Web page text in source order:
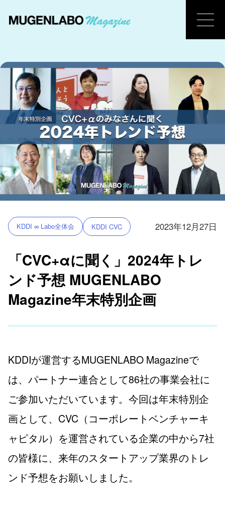
KDDI ∞ Labo全体会 KDDI CVC 2023年12月27日
「CVC+αに聞く」2024年トレ
ンド予想 MUGENLABO
Magazine年末特別企画
KDDIが運営するMUGENLABO Magazineで
は、パートナー連合として86社の事業会社に
ご参加いただいています。今回は年末特別企
画として、CVC（コーポレートベンチャーキ
ャピタル）を運営されている企業の中から7社
の皆様に、来年のスタートアップ業界のトレ
ンド予想をお願いしました。